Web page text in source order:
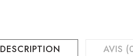
DESCRIPTION AVIS